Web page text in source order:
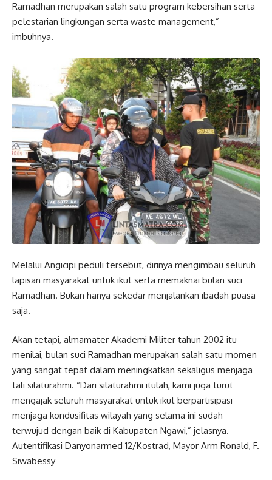
Ramadhan merupakan salah satu program kebersihan serta
pelestarian lingkungan serta waste management,”
imbuhnya.
Melalui Angicipi peduli tersebut, dirinya mengimbau seluruh
lapisan masyarakat untuk ikut serta memaknai bulan suci
Ramadhan. Bukan hanya sekedar menjalankan ibadah puasa
saja.
Akan tetapi, almamater Akademi Militer tahun 2002 itu
menilai, bulan suci Ramadhan merupakan salah satu momen
yang sangat tepat dalam meningkatkan sekaligus menjaga
tali silaturahmi. “Dari silaturahmi itulah, kami juga turut
mengajak seluruh masyarakat untuk ikut berpartisipasi
menjaga kondusifitas wilayah yang selama ini sudah
terwujud dengan baik di Kabupaten Ngawi,” jelasnya.
Autentifikasi Danyonarmed 12/Kostrad, Mayor Arm Ronald, F.
Siwabessy